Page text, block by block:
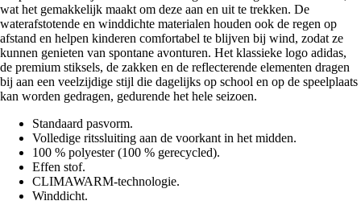
wat het gemakkelijk maakt om deze aan en uit te trekken. De
waterafstotende en winddichte materialen houden ook de regen op
afstand en helpen kinderen comfortabel te blijven bij wind, zodat ze
kunnen genieten van spontane avonturen. Het klassieke logo adidas,
de premium stiksels, de zakken en de reflecterende elementen dragen
bij aan een veelzijdige stijl die dagelijks op school en op de speelplaats
kan worden gedragen, gedurende het hele seizoen.
Standaard pasvorm.
Volledige ritssluiting aan de voorkant in het midden.
100 % polyester (100 % gerecycled).
Effen stof.
CLIMAWARM-technologie.
Winddicht.